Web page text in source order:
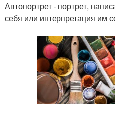
Автопортрет - портрет,
себя или интерпретация им